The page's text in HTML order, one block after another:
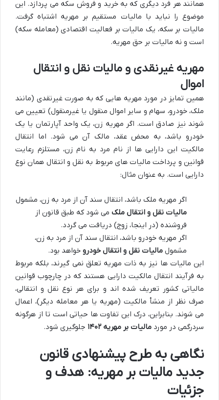
همانند هر فرد دیگری که به خرید و فروش سکه می پردازد. این
موضوع را نباید با مالیات مستقیم بر مهریه اشتباه گرفت.
مالیات بر سکه، یک مالیات بر فعالیت اقتصادی (معامله سکه)
است و نه مالیات بر حق مهریه.
مهریه غیرنقدی و مالیات نقل و انتقال
اموال
همین تمایز در مورد مهریه هایی که به صورت غیرنقدی (مانند
ملک، خودرو، سهام و سایر اموال منقول یا غیرمنقول) تعیین می
شوند نیز صادق است. اگر مهریه زن، یک واحد آپارتمان یا یک
خودرو باشد، به محض عقد، مالک آن می شود. اما انتقال
مالکیت این دارایی ها از نام مرد به نام زن، مستلزم رعایت
قوانین و پرداخت مالیات های مربوط به نقل و انتقال همان نوع
دارایی است. به عنوان مثال:
اگر مهریه ملک باشد، انتقال سند آن از مرد به زن، مشمول
مالیات نقل و انتقال ملک می شود که طبق قانون از
فروشنده (در اینجا، زوج) دریافت می گردد.
اگر مهریه خودرو باشد، انتقال سند آن از مرد به زن،
مشمول مالیات نقل و انتقال خودرو خواهد بود.
این مالیات ها نیز به ذات مهریه تعلق نمی گیرند، بلکه مربوط
به فرآیند انتقال مالکیت دارایی هستند که در چارچوب قوانین
مالیاتی کشور تعریف شده اند و برای هر نوع نقل و انتقالی،
صرف نظر از منشأ مالکیت (مهریه یا هر معامله دیگر)، اعمال
می شوند. بنابراین، درک این تفاوت ها حیاتی است تا از هرگونه
سردرگمی در مورد مالیات بر مهریه ۱۴۰۲ جلوگیری شود.
نگاهی به طرح پیشنهادی قانون
جدید مالیات بر مهریه: هدف و
جزئیات